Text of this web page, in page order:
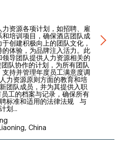
力资源各项计划，如招聘、雇
培训项目，确保酒店团队成
创建积极向上的团队文化，
的体验，为品牌注入活力。此
导团队提供人力资源相关的
队协作的计划，为所有团队
持并管理年度员工满意度调
力资源原则方面的教育和培
团队成员，并为其提供入职
工的档案与记录，确保所有
标准和适用的法律法规 与
划...
China